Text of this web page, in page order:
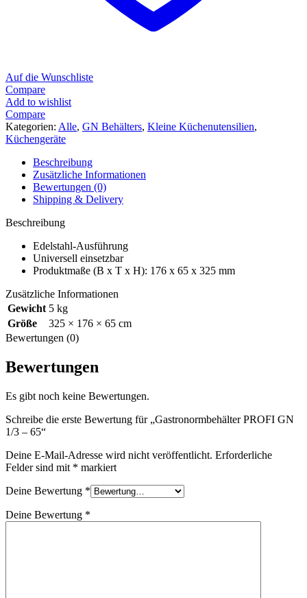
Auf die Wunschliste
Compare
Add to wishlist
Compare
Kategorien: Alle, GN Behälters, Kleine Küchenutensilien,
Küchengeräte
Beschreibung
Zusätzliche Informationen
Bewertungen (0)
Shipping & Delivery
Beschreibung
Edelstahl-Ausführung
Universell einsetzbar
Produktmaße (B x T x H): 176 x 65 x 325 mm
Zusätzliche Informationen
Gewicht 5 kg
Größe
325 × 176 × 65 cm
Bewertungen (0)
Bewertungen
Es gibt noch keine Bewertungen.
Schreibe die erste Bewertung für „Gastronormbehälter PROFI GN
1/3 – 65“
Deine E-Mail-Adresse wird nicht veröffentlicht. Erforderliche
Felder sind mit * markiert
Deine Bewertung *
Deine Bewertung *